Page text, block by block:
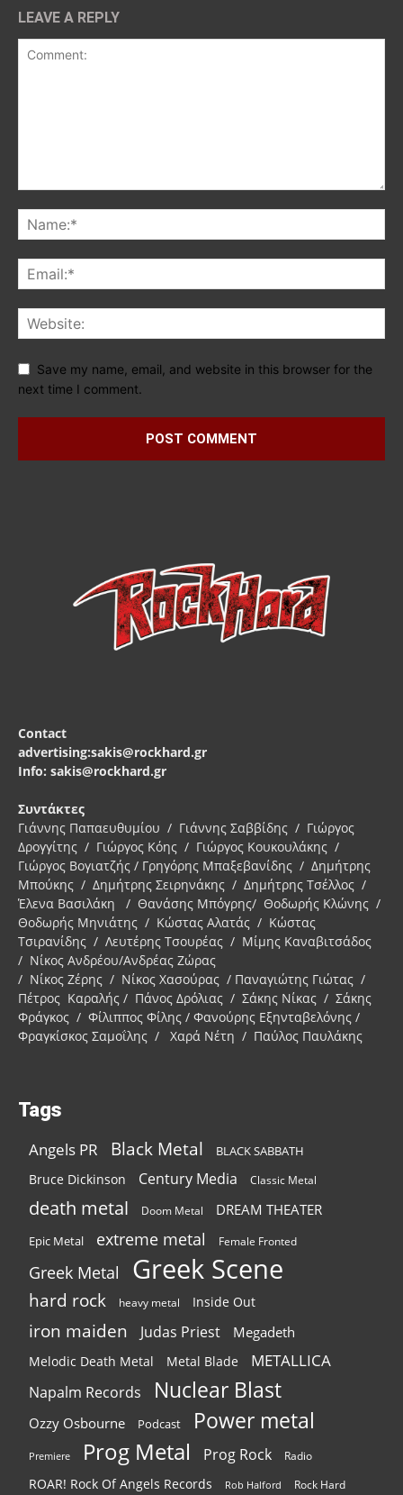
LEAVE A REPLY
Save my name, email, and website in this browser for the
next time I comment.
Contact
advertising:sakis@rockhard.gr
Info: sakis@rockhard.gr
Συντάκτες
Γιάννης Παπαευθυμίου / Γιάννης Σαββίδης / Γιώργος
Δρογγίτης / Γιώργος Κόης / Γιώργος Κουκουλάκης /
Γιώργος Βογιατζής / Γρηγόρης Μπαξεβανίδης / Δημήτρης
Μπούκης / Δημήτρης Σειρηνάκης / Δημήτρης Τσέλλος /
Έλενα Βασιλάκη / Θανάσης Μπόγρης/ Θοδωρής Κλώνης /
Θοδωρής Μηνιάτης / Κώστας Αλατάς / Κώστας
Τσιρανίδης / Λευτέρης Τσουρέας / Μίμης Καναβιτσάδος
/ Νίκος Ανδρέου/Ανδρέας Ζώρας
/ Νίκος Ζέρης / Νίκος Χασούρας / Παναγιώτης Γιώτας /
Πέτρος Καραλής / Πάνος Δρόλιας / Σάκης Νίκας / Σάκης
Φράγκος / Φίλιππος Φίλης / Φανούρης Εξηνταβελόνης /
Φραγκίσκος Σαμοΐλης / Χαρά Νέτη / Παύλος Παυλάκης
Tags
Angels PR Black Metal BLACK SABBATH
Bruce Dickinson Century Media Classic Metal
death metal Doom Metal DREAM THEATER
Epic Metal extreme metal Female Fronted
Greek Metal Greek Scene
hard rock heavy metal Inside Out
iron maiden Judas Priest Megadeth
Melodic Death Metal Metal Blade METALLICA
Napalm Records Nuclear Blast
Ozzy Osbourne Podcast Power metal
Premiere Prog Metal Prog Rock Radio
ROAR! Rock Of Angels Records Rob Halford Rock Hard